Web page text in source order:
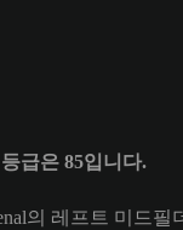
급은 85입니다.
의 레프트 미드